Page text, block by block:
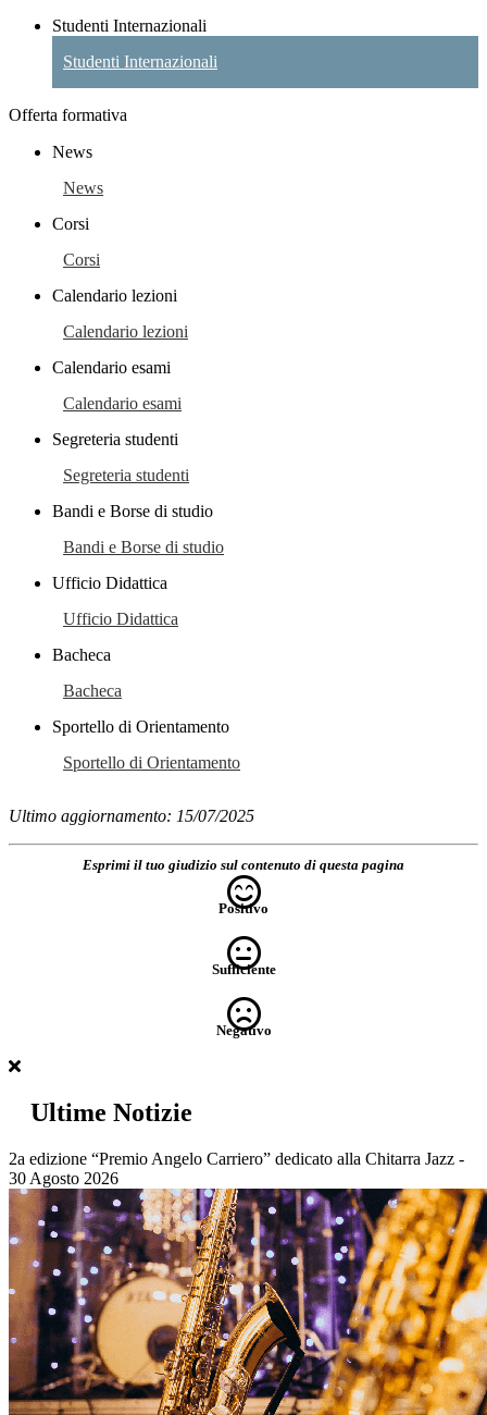
Studenti Internazionali
Studenti Internazionali
Offerta formativa
News
News
Corsi
Corsi
Calendario lezioni
Calendario lezioni
Calendario esami
Calendario esami
Segreteria studenti
Segreteria studenti
Bandi e Borse di studio
Bandi e Borse di studio
Ufficio Didattica
Ufficio Didattica
Bacheca
Bacheca
Sportello di Orientamento
Sportello di Orientamento
Ultimo aggiornamento: 15/07/2025
Esprimi il tuo giudizio sul contenuto di questa pagina
Positivo
Sufficiente
Negativo
Ultime Notizie
2a edizione “Premio Angelo Carriero” dedicato alla Chitarra Jazz -
30 Agosto 2026